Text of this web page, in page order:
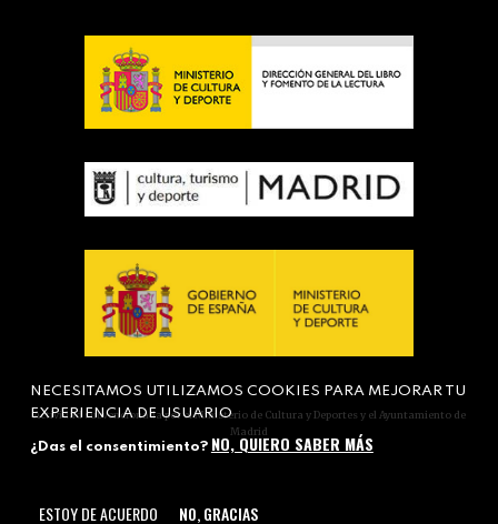
Actividad subvencionada por el Ministerio de Cultura y Deportes y el Ayuntamiento de
Madrid
NECESITAMOS UTILIZAMOS COOKIES PARA MEJORAR TU
EXPERIENCIA DE USUARIO
¿Das el consentimiento? NO, QUIERO SABER MÁS
ESTOY DE ACUERDO NO, GRACIAS